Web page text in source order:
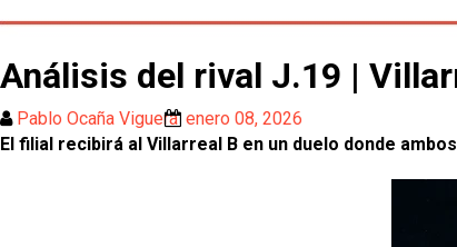
Análisis del rival J.19 |
Pablo Ocaña Viguera enero 08, 2026
El filial recibirá al Villarreal B en un duelo donde